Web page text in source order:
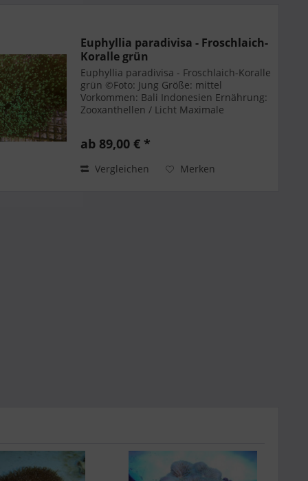
Euphyllia paradivisa - Froschlaich-
Koralle grün
Euphyllia paradivisa - Froschlaich-Koralle
grün ©Foto: Jung Größe: mittel
Vorkommen: Bali Indonesien Ernährung:
Zooxanthellen / Licht Maximale
8,4
ab 89,00 € *
Vergleichen Merken